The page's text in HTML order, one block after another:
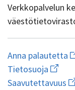
Verkkopalvelun
Anna palautetta
Tietosuoja Avaa
linkki
uuteen
Saavutettavuus